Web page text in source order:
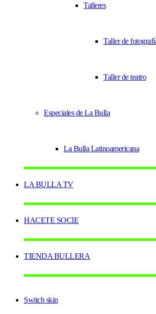
Talleres
Taller de
Taller de teatro
Especiales de La Bulla
La Bulla Latinoamericana
LA BULLA TV
HACETE SOCIE
TIENDA BULLERA
Switch skin